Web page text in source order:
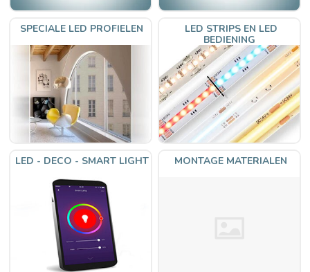
SPECIALE LED PROFIELEN
LED STRIPS EN LED
BEDIENING
LED - DECO - SMART LIGHT MONTAGE MATERIALEN